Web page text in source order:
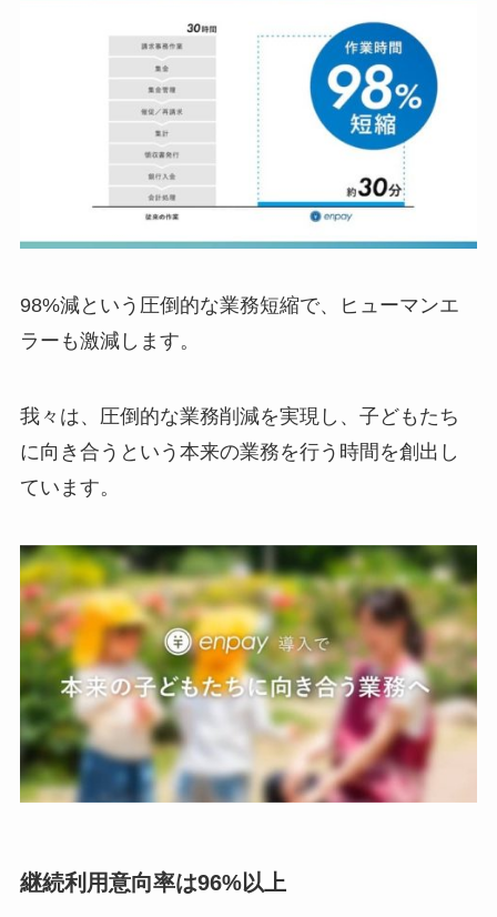
98%減という圧倒的な業務短縮で、ヒューマンエ
ラーも激減します。
我々は、圧倒的な業務削減を実現し、子どもたち
に向き合うという本来の業務を行う時間を創出し
ています。
継続利用意向率は96%以上